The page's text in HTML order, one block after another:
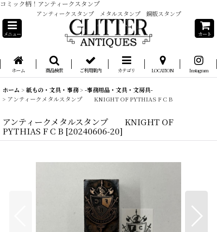
コミック柄！アンティークスタンプ
アンティークスタンプ メタルスタンプ 銅版スタンプ
メニュー カート
ホーム 商品検索 ご利用案内 カテゴリ LOCATION Instagram
ホーム > 紙もの・文具・事務> -事務用品・文具・文房具-
> アンティークメタルスタンプ KNIGHT OF PYTHIAS F C B
アンティークメタルスタンプ KNIGHT OF
PYTHIAS F C B [20240606-20]